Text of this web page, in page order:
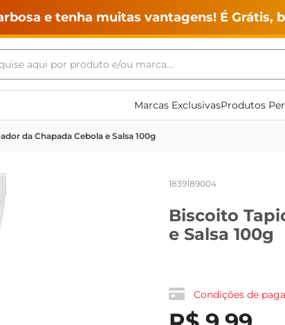
e tenha muitas vantagens! É Grátis,
aqui por produto e/ou marca...
Marcas ExclusivasProdutos
da Chapada Cebola e Salsa 100g
1839189004
Biscoito
e Salsa 100g
Condições de
mais buscados
lavar